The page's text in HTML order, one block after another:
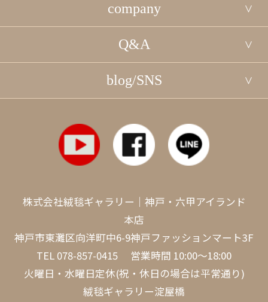
company
Q&A
blog/SNS
株式会社絨毯ギャラリー｜神戸・六甲アイランド
本店
神戸市東灘区向洋町中6-9神戸ファッションマート3F
TEL 078-857-0415 営業時間 10:00～18:00
火曜日・水曜日定休(祝・休日の場合は平常通り)
絨毯ギャラリー淀屋橋